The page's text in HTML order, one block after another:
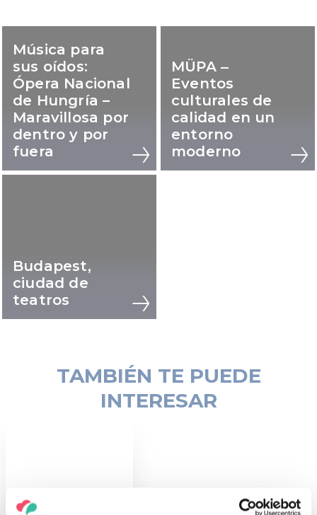
Música para
sus oídos:
Ópera Nacional
de Hungría –
Maravillosa por
dentro y por
fuera
MÜPA ‒
Eventos
culturales de
calidad en un
entorno
moderno
Budapest,
ciudad de
teatros
TAMBIÉN TE PUEDE
INTERESAR